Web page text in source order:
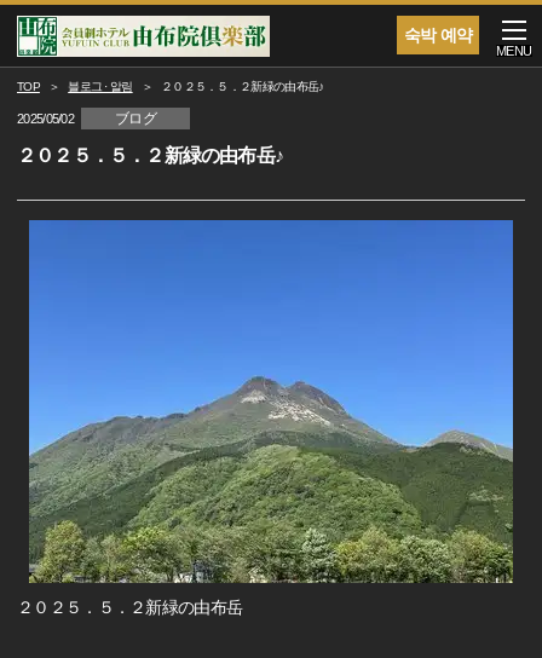
숙박 예약
MENU
TOP 블로그 · 알림 ２０２５．５．２新緑の由布岳♪
2025/05/02 ブログ
２０２５．５．２新緑の由布岳♪
２０２５．５．２新緑の由布岳